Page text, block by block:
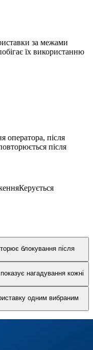
за межами
їх використанню
оператора, після
після
Керується
блокування після
нагадування кожні
одним вибраним